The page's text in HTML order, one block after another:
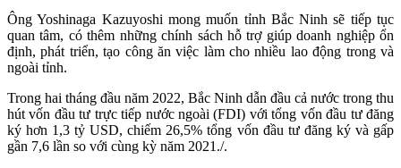
Ông Yoshinaga Kazuyoshi mong muốn tỉnh Bắc Ninh sẽ tiếp tục
quan tâm, có thêm những chính sách hỗ trợ giúp doanh nghiệp ổn
định, phát triển, tạo công ăn việc làm cho nhiều lao động trong và
ngoài tỉnh.
Trong hai tháng đầu năm 2022, Bắc Ninh dẫn đầu cả nước trong thu
hút vốn đầu tư trực tiếp nước ngoài (FDI) với tổng vốn đầu tư đăng
ký hơn 1,3 tỷ USD, chiếm 26,5% tổng vốn đầu tư đăng ký và gấp
gần 7,6 lần so với cùng kỳ năm 2021./.